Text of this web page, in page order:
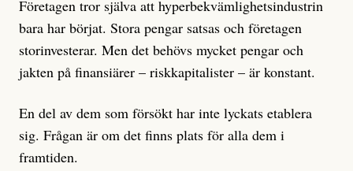
Företagen tror själva att hyperbekvämlighetsindustrin
bara har börjat. Stora pengar satsas och företagen
storinvesterar. Men det behövs mycket pengar och
jakten på finansiärer – riskkapitalister – är konstant.
En del av dem som försökt har inte lyckats etablera
sig. Frågan är om det finns plats för alla dem i
framtiden.